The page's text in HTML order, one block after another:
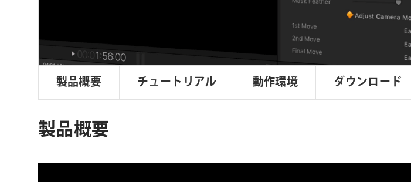
製品概要 チュートリアル 動作環境 ダウンロード
製品概要